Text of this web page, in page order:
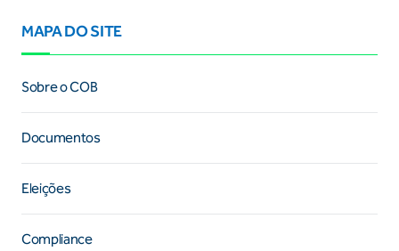
MAPA DO SITE
Sobre o COB
Documentos
Eleições
Compliance